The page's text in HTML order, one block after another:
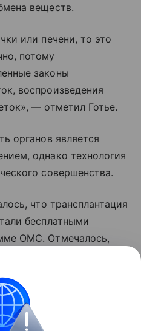
веществ.
или печени, то это
потому
законы
воспроизведения
— отметил Готье.
органов является
однако технология
совершенства.
что трансплантация
бесплатными
ОМС. Отмечалось,